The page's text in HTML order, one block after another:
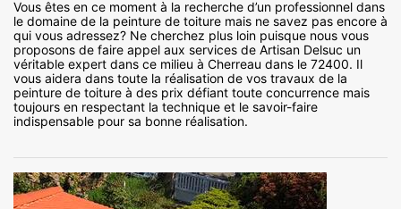
Vous êtes en ce moment à la recherche d’un professionnel dans
le domaine de la peinture de toiture mais ne savez pas encore à
qui vous adressez? Ne cherchez plus loin puisque nous vous
proposons de faire appel aux services de Artisan Delsuc un
véritable expert dans ce milieu à Cherreau dans le 72400. Il
vous aidera dans toute la réalisation de vos travaux de la
peinture de toiture à des prix défiant toute concurrence mais
toujours en respectant la technique et le savoir-faire
indispensable pour sa bonne réalisation.